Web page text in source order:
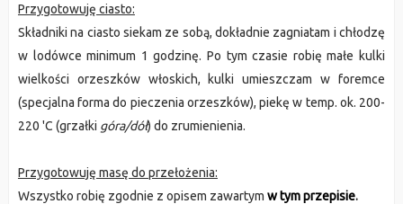
Przygotowuję ciasto:
Składniki na ciasto siekam ze sobą, dokładnie zagniatam i chłodzę
w lodówce minimum 1 godzinę. Po tym czasie robię małe kulki
wielkości orzeszków włoskich, kulki umieszczam w foremce
(specjalna forma do pieczenia orzeszków), piekę w temp. ok. 200-
220 'C (grzałki góra/dół) do zrumienienia.
Przygotowuję masę do przełożenia:
Wszystko robię zgodnie z opisem zawartym w tym przepisie.